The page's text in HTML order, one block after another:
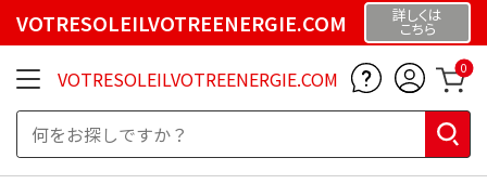
VOTRESOLEILVOTREENERGIE.COM 詳しくは
こちら
VOTRESOLEILVOTREENERGIE.COM 0